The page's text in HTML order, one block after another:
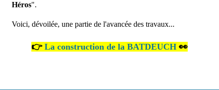
Héros".
Voici, dévoilée, une partie de l'avancée des travaux...
👉 La construction de la BATDEUCH 👀